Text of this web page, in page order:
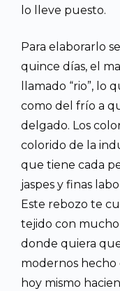
lo lleve puesto.
Para elaborarlo
quince días, el
llamado “rio”,
como del frío a
delgado. Los
colorido de la
que tiene cada
jaspes y finas
Este rebozo te
tejido con
donde quiera
modernos hecho
hoy mismo